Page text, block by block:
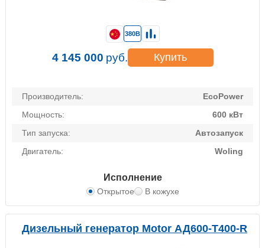
Производитель:
EcoPower
Мощность:
600 кВт
Тип запуска:
Автозапуск
Двигатель:
Woling
Исполнение
Открытое В кожухе
380В
4 145 000 руб. Купить
Дизельный генератор Motor АД600-Т400-R